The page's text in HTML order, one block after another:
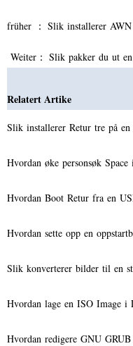
früher ： Slik installerer AWN
Weiter： Slik pakker du ut
Relatert Artike
Slik installerer Retur tre på en
Hvordan øke personsøk
Hvordan Boot Retur fra en
Hvordan sette opp en
Slik konverterer bilder til en
Hvordan lage en ISO Image i
Hvordan redigere GNU GRUB